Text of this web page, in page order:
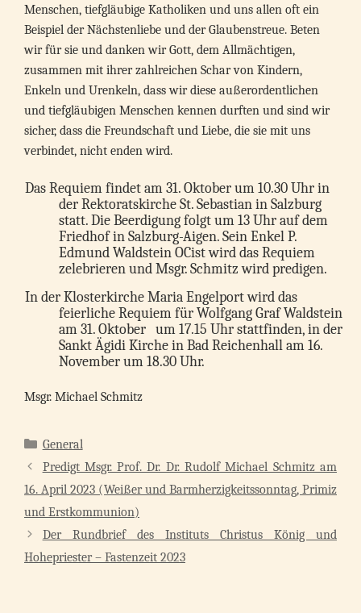
Menschen, tiefgläubige Katholiken und uns allen oft ein
Beispiel der Nächstenliebe und der Glaubenstreue. Beten
wir für sie und danken wir Gott, dem Allmächtigen,
zusammen mit ihrer zahlreichen Schar von Kindern,
Enkeln und Urenkeln, dass wir diese außerordentlichen
und tiefgläubigen Menschen kennen durften und sind wir
sicher, dass die Freundschaft und Liebe, die sie mit uns
verbindet, nicht enden wird.
Das Requiem findet am 31. Oktober um 10.30 Uhr in
der Rektoratskirche St. Sebastian in Salzburg
statt. Die Beerdigung folgt um 13 Uhr auf dem
Friedhof in Salzburg-Aigen. Sein Enkel P.
Edmund Waldstein OCist wird das Requiem
zelebrieren und Msgr. Schmitz wird predigen.
In der Klosterkirche Maria Engelport wird das
feierliche Requiem für Wolfgang Graf Waldstein
am 31. Oktober um 17.15 Uhr stattfinden, in der
Sankt Ägidi Kirche in Bad Reichenhall am 16.
November um 18.30 Uhr.
Msgr. Michael Schmitz
Kategorien
General
Predigt Msgr. Prof. Dr. Dr. Rudolf Michael Schmitz am
16. April 2023 (Weißer und Barmherzigkeitssonntag, Primiz
und Erstkommunion)
Der Rundbrief des Instituts Christus König und
Hohepriester – Fastenzeit 2023